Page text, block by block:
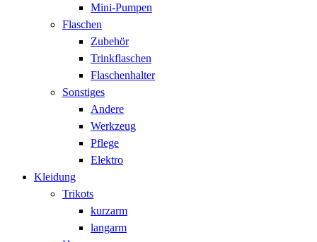
Mini-Pumpen
Flaschen
Zubehör
Trinkflaschen
Flaschenhalter
Sonstiges
Andere
Werkzeug
Pflege
Elektro
Kleidung
Trikots
kurzarm
langarm